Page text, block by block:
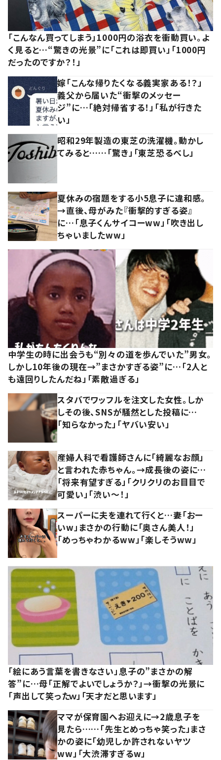
「こんなん買ってしまう」1000円の浴衣を衝動買い。よ
く見ると…“驚きの光景”に「これは即買い」「1000円
だったのですか？！」
嫁「こんな帰りたくなる義実家ある！？」
義父から届いた“衝撃のメッセー
ジ”に…「絶対帰省する！」「私が行きた
い」
昭和29年製造の東芝の洗濯機。動かし
てみると……「驚き」「東芝恐るべし」
夏休みの宿題をする小5息子に違和感。
→直後、母がみた『衝撃的すぎる姿』
に…「息子くんサイコーww」「吹き出し
ちゃいましたww」
中学生の時に出会うも“別々の道を歩んでいた”男女。
しかし10年後の現在→”まさかすぎる姿”に…「2人と
も遠回りしたんだね」「素敵過ぎる」
スタバでワッフルを注文した女性。しか
しその後、SNSが騒然とした投稿に…
「知らなかった」「ヤバい安い」
産婦人科で看護師さんに「綺麗なお顔」
と言われた赤ちゃん。→成長後の姿に…
「将来有望すぎる」「クリクリのお目目で
可愛い」「渋い～！」
スーパーに夫を連れて行くと…妻「おー
いw」まさかの行動に「奥さん美人！」
「めっちゃわかるww」「楽しそうww」
「絵にあう言葉を書きなさい」息子の”まさかの解
答”に…母「正解でよいでしょうか？」→衝撃の光景に
「声出して笑ったｗ」「天才だと思います」
ママが保育園へお迎えに→2歳息子を
見たら……「先生とめっちゃ笑った」まさ
かの姿に「幼児しか許されないヤツ
ww」「大渋滞すぎるw」